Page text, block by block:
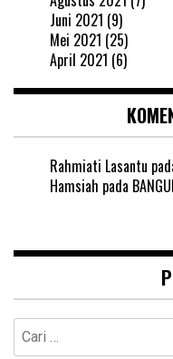
Juni 2021 (9)
Mei 2021 (25)
April 2021 (6)
Rahmiati Lasantu
Hamsiah pada
Cari
untuk: